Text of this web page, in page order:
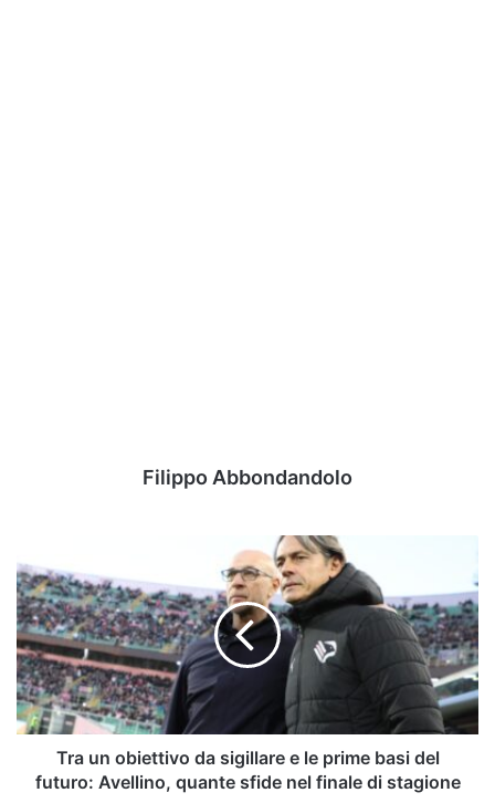
Filippo Abbondandolo
un
obiettivo
da
sigillare
e
le
prime
basi
futuro:
Tra un obiettivo da sigillare e le prime basi del
futuro: Avellino, quante sfide nel finale di stagione